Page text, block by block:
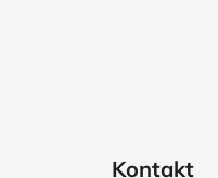
Kontakt